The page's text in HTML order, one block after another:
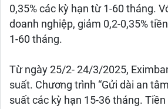
0,35% các kỳ hạn từ 1-60 tháng.
doanh nghiệp, giảm 0,2-0,35%
1-60 tháng.
Từ ngày 25/2- 24/3/2025,
suất. Chương trình “Gửi dài an
suất các kỳ hạn 15-36 tháng.